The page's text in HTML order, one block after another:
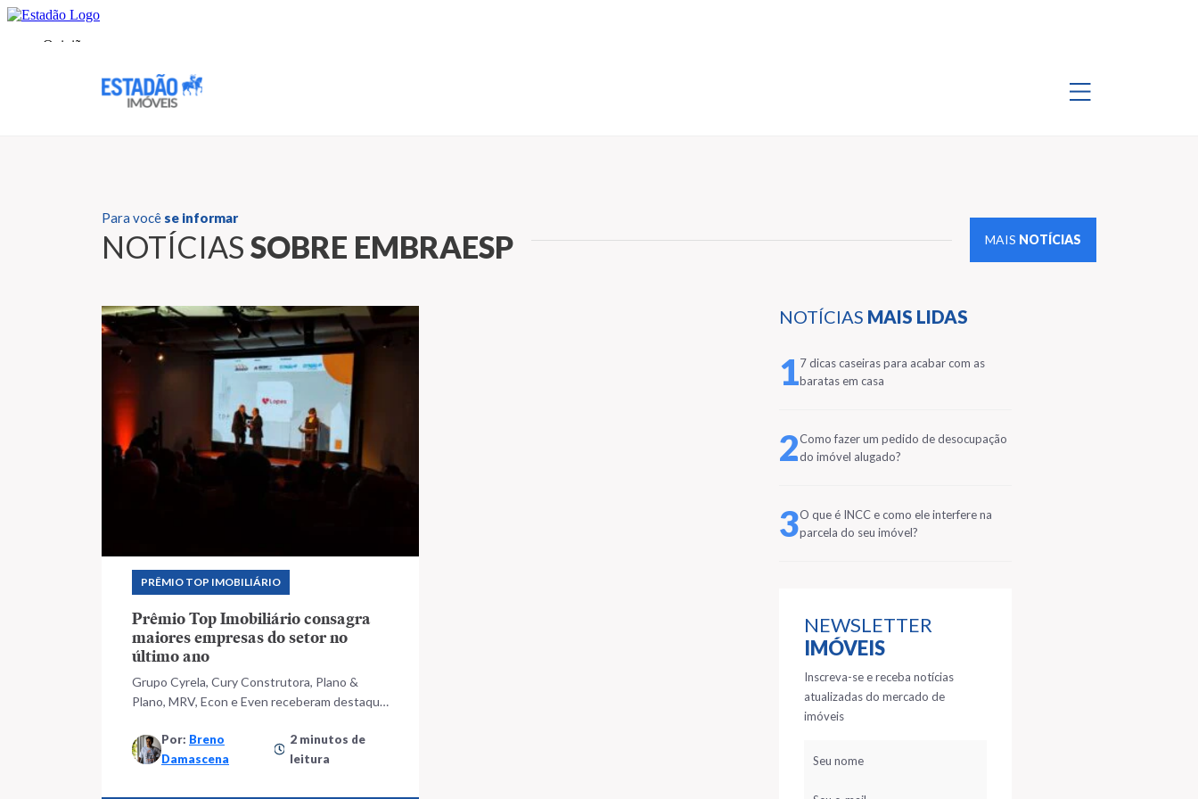
Para você se informar
NOTÍCIASSOBRE EMBRAESP MAIS NOTÍCIAS
NOTÍCIAS MAIS LIDAS
17 dicas caseiras para acabar com as
baratas em casa
2Como fazer um pedido de desocupação
do imóvel alugado?
3O que é INCC e como ele interfere na
parcela do seu imóvel?
NEWSLETTER
IMÓVEIS
Inscreva-se e receba notícias
atualizadas do mercado de
imóveis
PRÊMIO TOP IMOBILIÁRIO
Prêmio Top Imobiliário consagra
maiores empresas do setor no
último ano
Grupo Cyrela, Cury Construtora, Plano &
Plano, MRV, Econ e Even receberam destaque
Por: Breno
Damascena
2 minutos de
leitura